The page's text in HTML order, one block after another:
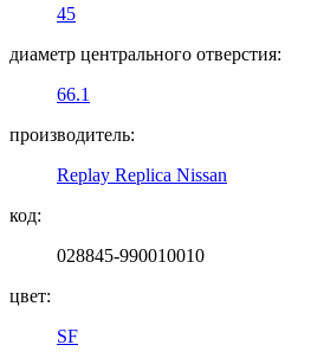
45
диаметр центрального отверстия:
66.1
производитель:
Replay Replica Nissan
код:
028845-990010010
цвет:
SF